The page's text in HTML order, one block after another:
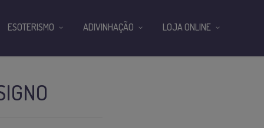
ESOTERISMO ADIVINHAÇÃO LOJA ONLINE